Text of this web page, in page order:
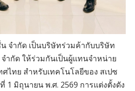
จำกัด เป็นบริษัทร่วมค้ากับบริษัท
จำกัด ให้ร่วมกันเป็นผู้แทนจำหน่าย
ศไทย สำหรับเทคโนโลยีของ สเปซ
1 มิถุนายน พ.ศ. 2569 การแต่งตั้งดัง